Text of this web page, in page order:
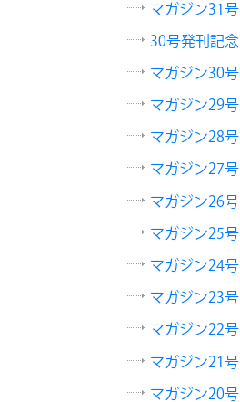
マガジン31号
30号発刊記念
マガジン30号
マガジン29号
マガジン28号
マガジン27号
マガジン26号
マガジン25号
マガジン24号
マガジン23号
マガジン22号
マガジン21号
マガジン20号